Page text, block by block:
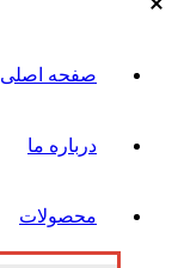
صفحه اصلی
درباره ما
محصولات